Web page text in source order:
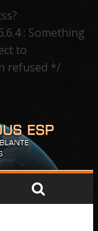
: Something
to
refused */